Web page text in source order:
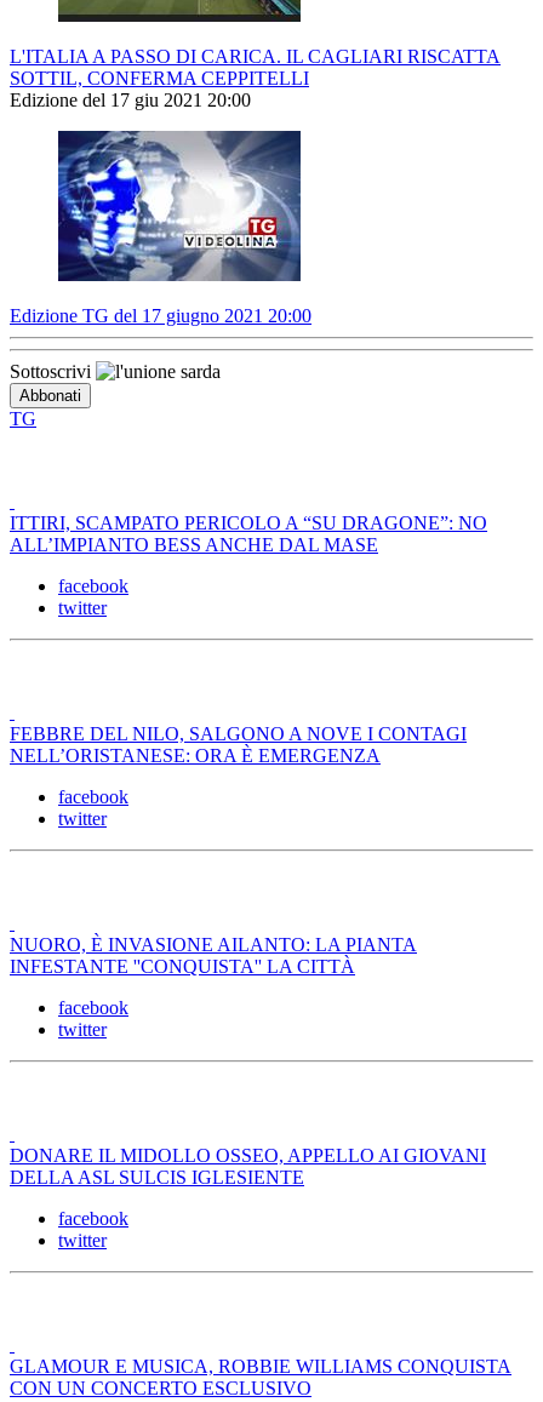
L'ITALIA A PASSO DI CARICA. IL CAGLIARI RISCATTA
SOTTIL, CONFERMA CEPPITELLI
Edizione del 17 giu 2021 20:00
Edizione TG del 17 giugno 2021 20:00
Sottoscrivi
TG
ITTIRI, SCAMPATO PERICOLO A “SU DRAGONE”: NO
ALL’IMPIANTO BESS ANCHE DAL MASE
facebook
twitter
FEBBRE DEL NILO, SALGONO A NOVE I CONTAGI
NELL’ORISTANESE: ORA È EMERGENZA
facebook
twitter
NUORO, È INVASIONE AILANTO: LA PIANTA
INFESTANTE ''CONQUISTA'' LA CITTÀ
facebook
twitter
DONARE IL MIDOLLO OSSEO, APPELLO AI GIOVANI
DELLA ASL SULCIS IGLESIENTE
facebook
twitter
GLAMOUR E MUSICA, ROBBIE WILLIAMS CONQUISTA
CON UN CONCERTO ESCLUSIVO